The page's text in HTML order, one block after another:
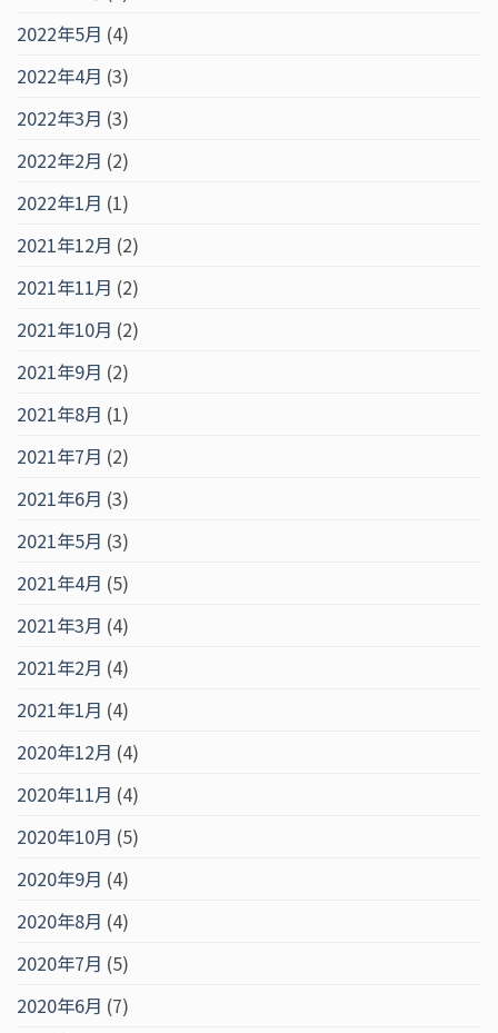
2022年5月 (4)
2022年4月 (3)
2022年3月 (3)
2022年2月 (2)
2022年1月 (1)
2021年12月 (2)
2021年11月 (2)
2021年10月 (2)
2021年9月 (2)
2021年8月 (1)
2021年7月 (2)
2021年6月 (3)
2021年5月 (3)
2021年4月 (5)
2021年3月 (4)
2021年2月 (4)
2021年1月 (4)
2020年12月 (4)
2020年11月 (4)
2020年10月 (5)
2020年9月 (4)
2020年8月 (4)
2020年7月 (5)
2020年6月 (7)